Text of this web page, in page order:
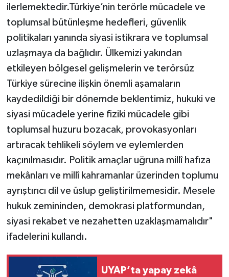
ilerlemektedir.Türkiye’nin terörle mücadele ve
toplumsal bütünleşme hedefleri, güvenlik
politikaları yanında siyasi istikrara ve toplumsal
uzlaşmaya da bağlıdır. Ülkemizi yakından
etkileyen bölgesel gelişmelerin ve terörsüz
Türkiye sürecine ilişkin önemli aşamaların
kaydedildiği bir dönemde beklentimiz, hukuki ve
siyasi mücadele yerine fiziki mücadele gibi
toplumsal huzuru bozacak, provokasyonları
artıracak tehlikeli söylem ve eylemlerden
kaçınılmasıdır. Politik amaçlar uğruna millî hafıza
mekânları ve millî kahramanlar üzerinden toplumu
ayrıştırıcı dil ve üslup geliştirilmemesidir. Mesele
hukuk zemininden, demokrasi platformundan,
siyasi rekabet ve nezahetten uzaklaşmamalıdır"
ifadelerini kullandı.
UYAP’ta yapay zekâ